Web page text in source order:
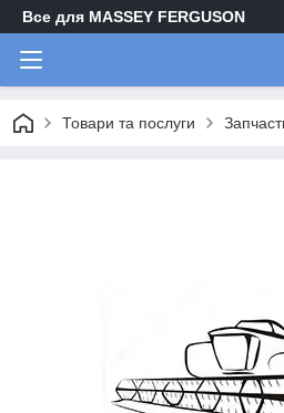
Все для MASSEY FERGUSON
Товари та послуги